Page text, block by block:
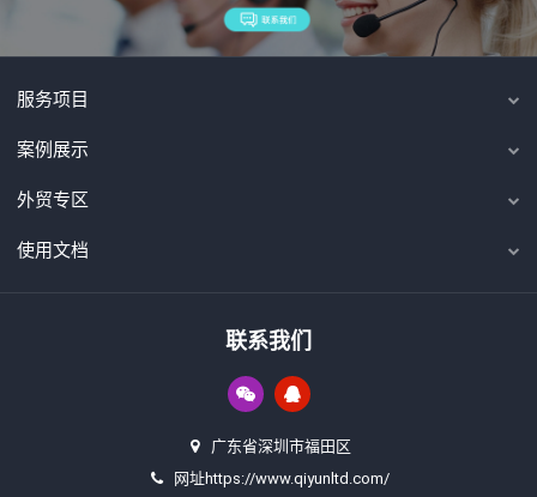
服务项目
案例展示
外贸专区
使用文档
联系我们
广东省深圳市福田区
网址https://www.qiyunltd.com/